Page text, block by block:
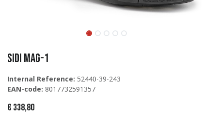
Sidi MAG-1
Internal Reference: 52440-39-243
EAN-code: 8017732591357
€ 338,80